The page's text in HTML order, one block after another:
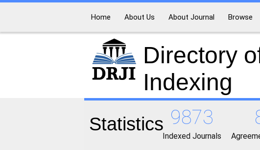
Home About Us About Journal Browse
Directory
Indexing
Statistics 9873
Indexed Journals